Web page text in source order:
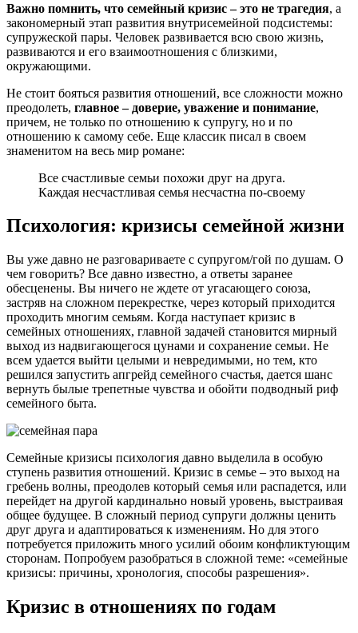
Важно помнить, что семейный кризис – это не трагедия, а
закономерный этап развития внутрисемейной подсистемы:
супружеской пары. Человек развивается всю свою жизнь,
развиваются и его взаимоотношения с близкими,
окружающими.
Не стоит бояться развития отношений, все сложности можно
преодолеть, главное – доверие, уважение и понимание,
причем, не только по отношению к супругу, но и по
отношению к самому себе. Еще классик писал в своем
знаменитом на весь мир романе:
Все счастливые семьи похожи друг на друга.
Каждая несчастливая семья несчастна по-своему
Психология: кризисы семейной жизни
Вы уже давно не разговариваете с супругом/гой по душам. О
чем говорить? Все давно известно, а ответы заранее
обесценены. Вы ничего не ждете от угасающего союза,
застряв на сложном перекрестке, через который приходится
проходить многим семьям. Когда наступает кризис в
семейных отношениях, главной задачей становится мирный
выход из надвигающегося цунами и сохранение семьи. Не
всем удается выйти целыми и невредимыми, но тем, кто
решился запустить апгрейд семейного счастья, дается шанс
вернуть былые трепетные чувства и обойти подводный риф
семейного быта.
Семейные кризисы психология давно выделила в особую
ступень развития отношений. Кризис в семье – это выход на
гребень волны, преодолев который семья или распадется, или
перейдет на другой кардинально новый уровень, выстраивая
общее будущее. В сложный период супруги должны ценить
друг друга и адаптироваться к изменениям. Но для этого
потребуется приложить много усилий обоим конфликтующим
сторонам. Попробуем разобраться в сложной теме: «семейные
кризисы: причины, хронология, способы разрешения».
Кризис в отношениях по годам